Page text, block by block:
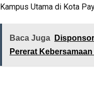
Kampus Utama di Kota
Baca Juga
Pererat